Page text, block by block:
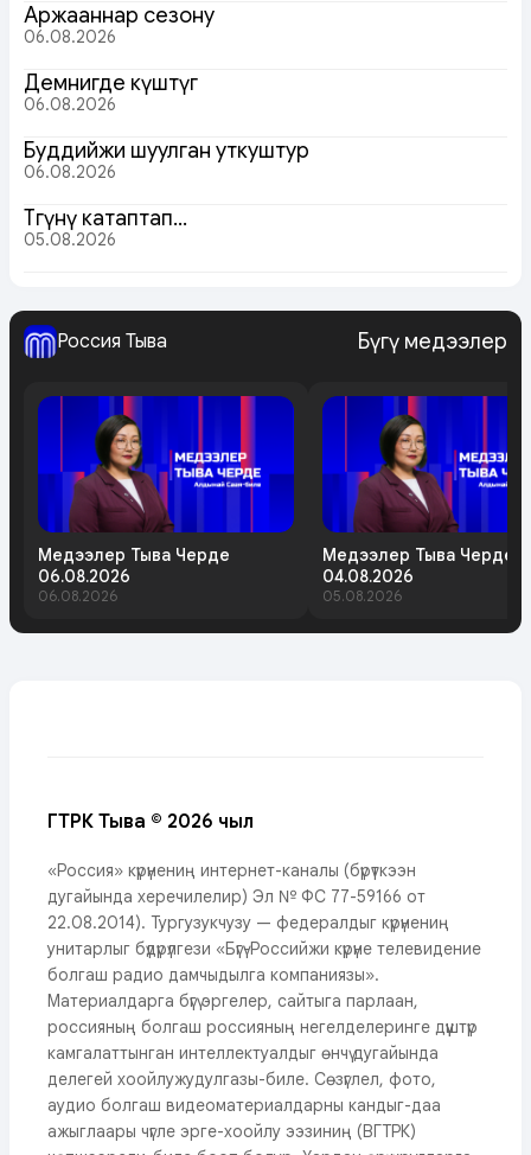
Аржааннар сезону
06.08.2026
Демнигде күштүг
06.08.2026
Буддийжи шуулган уткуштур
06.08.2026
Төөгүнү катаптап…
05.08.2026
Россия Тыва Бүгү медээлер
Медээлер Тыва Черде
06.08.2026
06.08.2026
Медээлер Тыва Черде
04.08.2026
05.08.2026
ГТРК Тыва © 2026 чыл
«Россия» күрүнениң интернет-каналы (бүрүткээн
дугайында херечилелир) Эл № ФС 77-59166 от
22.08.2014). Тургузукчузу — федералдыг күрүнениң
унитарлыг бүдүрүлгези «Бүгү-Российжи күрүне телевидение
болгаш радио дамчыдылга компаниязы».
Материалдарга бүгү эргелер, сайтыга парлаан,
россияның болгаш россияның негелделеринге дүүштүр
камгалаттынган интеллектуалдыг өнчү дугайында
делегей хоойлужудулгазы-биле. Сөзүглел, фото,
аудио болгаш видеоматериалдарны кандыг-даа
ажыглаары чүгле эрге-хоойлу ээзиниң (ВГТРК)